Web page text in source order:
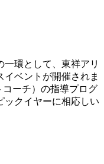
環として、東祥アリ
ベントが開催されま
コーチ）の指導プログ
ックイヤーに相応しい